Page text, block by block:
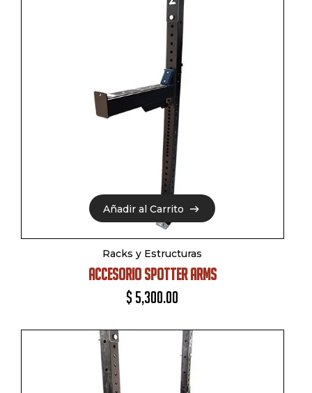
Añadir al Carrito
Añadir al Carrito
Racks y Estructuras
ACCESORIO SPOTTER ARMS
$ 5,300.00